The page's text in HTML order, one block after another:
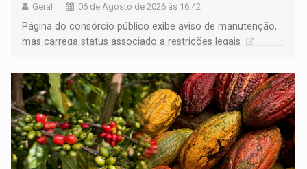
Geral 06 de Agosto de 2026 às 16:42
Página do consórcio público exibe aviso de manutenção,
mas carrega status associado a restrições legais